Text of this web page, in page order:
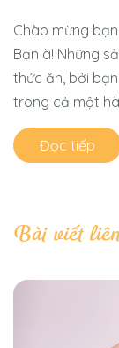
Chào mừng
Bạn à! Những
thức ăn, bởi
trong cả một
Đọc tiếp
Bài viết